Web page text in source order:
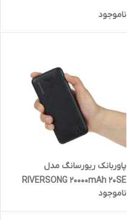
ناموجود
پاوربانک ریورسانگ مدل
RIVERSONG 20000mAh 20SE
PB80
ناموجود